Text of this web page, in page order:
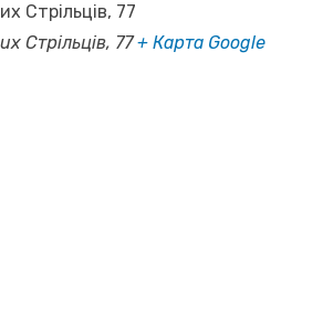
Стрільців, 77
Стрільців, 77 + Карта Google